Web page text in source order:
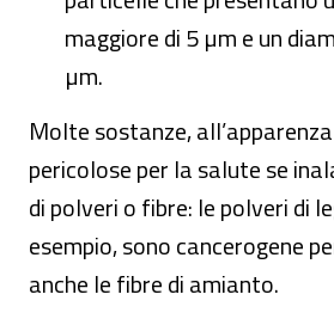
maggiore di 5 µm e un
µm.
Molte sostanze,
pericolose per la salute se
di polveri o fibre: le polveri di
esempio, sono cancerogene
anche le fibre di amianto.